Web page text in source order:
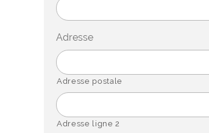
Adresse
Adresse postale
Adresse ligne 2